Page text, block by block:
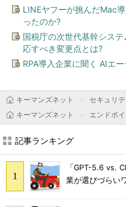
LINEヤフーが挑んだMac
ったのか?
国税庁の次世代基幹シス
応すべき変更点とは?
RPA導入企業に聞く AIエ
キーマンズネット セキュリテ
キーマンズネット
エンドポ
記事ランキング
「GPT-5.6 vs.
業が選びづらい